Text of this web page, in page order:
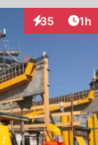
35
Interaktionen
1h